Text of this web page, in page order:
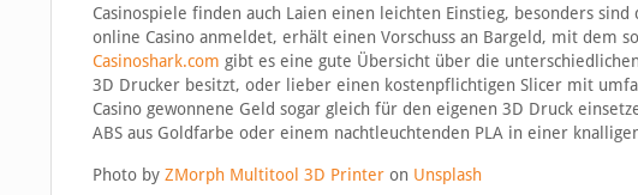
Casinospiele finden auch Laien einen leichten Einstieg, besonders
online Casino anmeldet, erhält einen Vorschuss an Bargeld, mit dem
Casinoshark.com gibt es eine gute Übersicht über die
3D Drucker besitzt, oder lieber einen kostenpflichtigen Slicer mit
Casino gewonnene Geld sogar gleich für den eigenen 3D Druck
ABS aus Goldfarbe oder einem nachtleuchtenden PLA in einer
Photo by ZMorph Multitool 3D Printeron Unsplash